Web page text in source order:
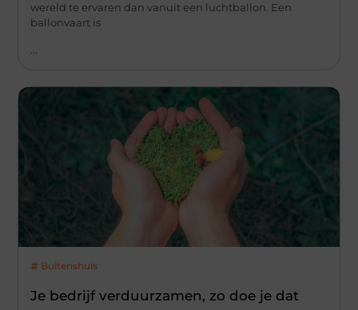
wereld te ervaren dan vanuit een luchtballon. Een
ballonvaart is
Buitenshuis
Je bedrijf verduurzamen, zo doe je dat